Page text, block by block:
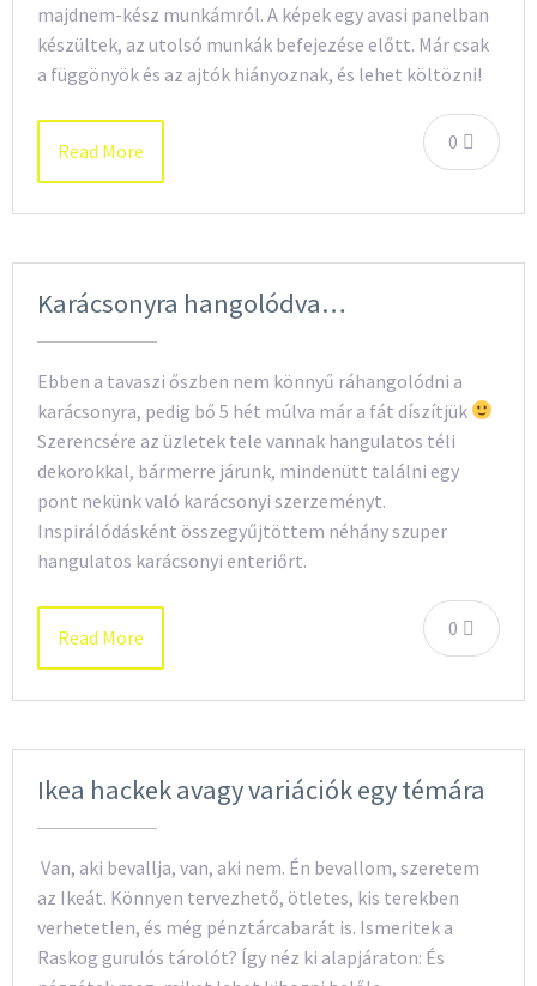
majdnem-kész munkámról. A képek egy avasi panelban
készültek, az utolsó munkák befejezése előtt. Már csak
a függönyök és az ajtók hiányoznak, és lehet költözni!
0
Read More
Karácsonyra hangolódva…
Ebben a tavaszi őszben nem könnyű ráhangolódni a
karácsonyra, pedig bő 5 hét múlva már a fát díszítjük
Szerencsére az üzletek tele vannak hangulatos téli
dekorokkal, bármerre járunk, mindenütt találni egy
pont nekünk való karácsonyi szerzeményt.
Inspirálódásként összegyűjtöttem néhány szuper
hangulatos karácsonyi enteriőrt.
0
Read More
Ikea hackek avagy variációk egy témára
Van, aki bevallja, van, aki nem. Én bevallom, szeretem
az Ikeát. Könnyen tervezhető, ötletes, kis terekben
verhetetlen, és még pénztárcabarát is. Ismeritek a
Raskog gurulós tárolót? Így néz ki alapjáraton: És